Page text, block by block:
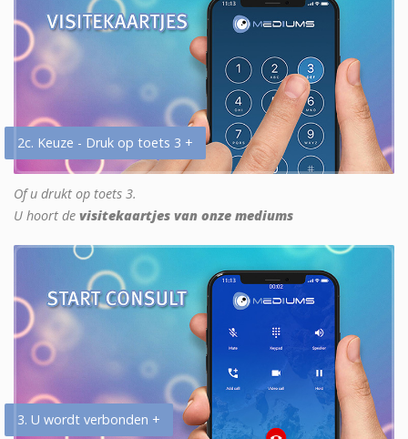
2c. Keuze - Druk op toets 3 +
Of u drukt op toets 3.
U hoort de visitekaartjes van onze mediums
3. U wordt verbonden +